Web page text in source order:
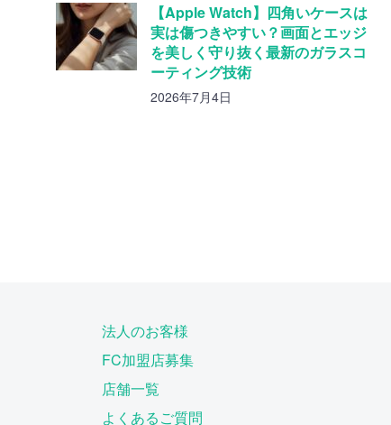
【Apple Watch】四角いケースは
実は傷つきやすい？画面とエッジ
を美しく守り抜く最新のガラスコ
ーティング技術
2026年7月4日
法人のお客様
FC加盟店募集
店舗一覧
よくあるご質問